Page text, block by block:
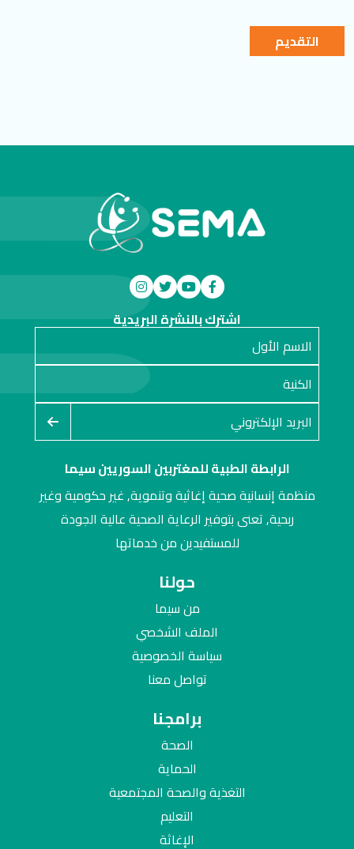
التقديم
الرابطة الطبية للمغتربين السوريين سيما
منظمة إنسانية صحية إغاثية وتنموية, غير حكومية وغير
ربحية, تعنى بتوفير الرعاية الصحية عالية الجودة
للمستفيدين من خدماتها
اشترك بالنشرة البريدية
حولنا
من سيما
الملف الشخصي
سياسة الخصوصية
تواصل معنا
برامجنا
الصحة
الحماية
التغذية والصحة المجتمعية
التعليم
الإغاثة